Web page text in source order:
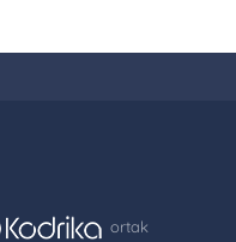
ortak